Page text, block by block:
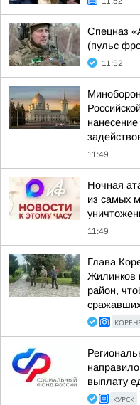
Спецназ
(пульс
11:52
11:49
Ночная
из самых
11:49
Глава
Жилинков
район,
выплату
КУРСК